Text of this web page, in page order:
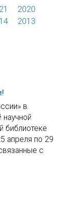
2020
2013
в
научной
библиотеке
апреля по 29
с